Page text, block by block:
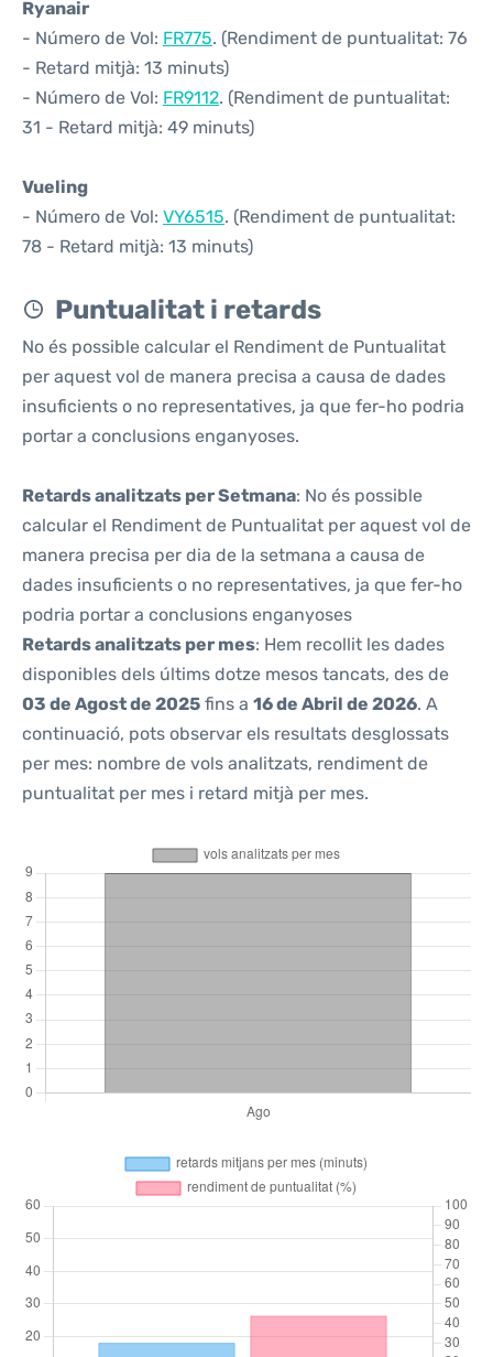
Ryanair
- Número de Vol: FR775. (Rendiment de puntualitat: 76
- Retard mitjà: 13 minuts)
- Número de Vol: FR9112. (Rendiment de puntualitat:
31 - Retard mitjà: 49 minuts)
Vueling
- Número de Vol: VY6515. (Rendiment de puntualitat:
78 - Retard mitjà: 13 minuts)
Puntualitat i retards
No és possible calcular el Rendiment de Puntualitat
per aquest vol de manera precisa a causa de dades
insuficients o no representatives, ja que fer-ho podria
portar a conclusions enganyoses.
Retards analitzats per Setmana: No és possible
calcular el Rendiment de Puntualitat per aquest vol de
manera precisa per dia de la setmana a causa de
dades insuficients o no representatives, ja que fer-ho
podria portar a conclusions enganyoses
Retards analitzats per mes: Hem recollit les dades
disponibles dels últims dotze mesos tancats, des de
03 de Agost de 2025 fins a 16 de Abril de 2026. A
continuació, pots observar els resultats desglossats
per mes: nombre de vols analitzats, rendiment de
puntualitat per mes i retard mitjà per mes.